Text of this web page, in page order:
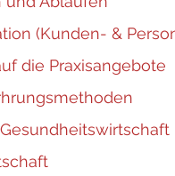
(Kunden- &
die Praxisangebote